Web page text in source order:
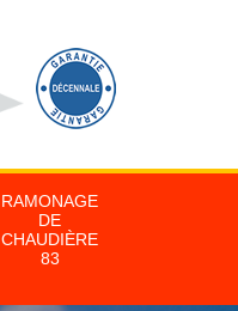
RAMONAGE
DE
CHAUDIÈRE
83